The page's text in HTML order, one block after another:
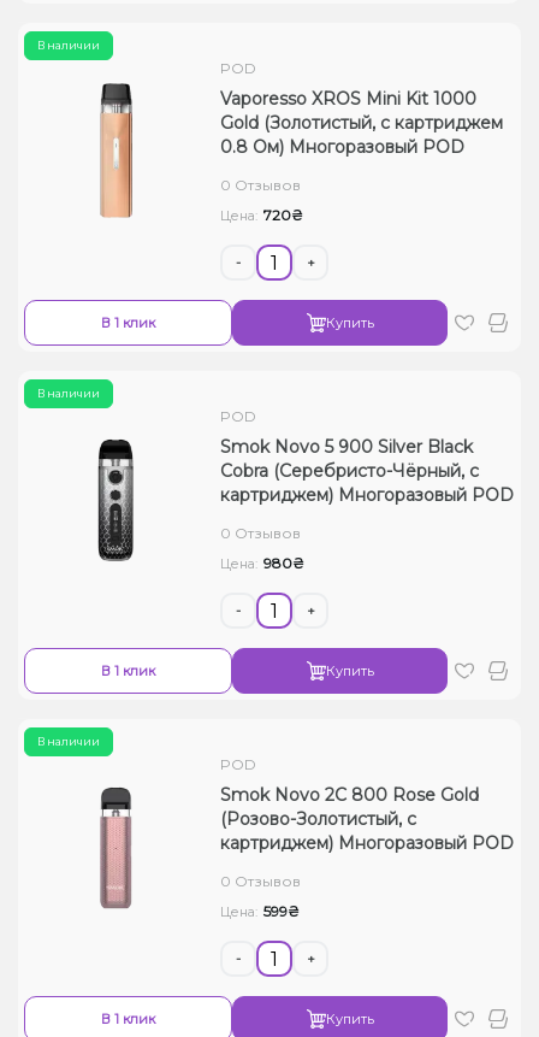
В наличии
POD
Vaporesso XROS Mini Kit 1000
Gold (Золотистый, с картриджем
0.8 Ом) Многоразовый POD
0 Отзывов
Цена: 720₴
- +
В 1 клик Купить
В наличии
POD
Smok Novo 5 900 Silver Black
Cobra (Серебристо-Чёрный, с
картриджем) Многоразовый POD
0 Отзывов
Цена: 980₴
- +
В 1 клик Купить
В наличии
POD
Smok Novo 2C 800 Rose Gold
(Розово-Золотистый, с
картриджем) Многоразовый POD
0 Отзывов
Цена: 599₴
- +
В 1 клик Купить